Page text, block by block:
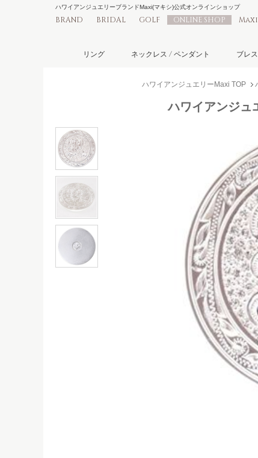
BRAND BRIDAL GOLF ONLINE SHOP
ハワイアンジュエリーブランドMaxi(マキシ)公式オンラインショップ
リング ネックレス / ペンダント ブレ
ハワイアンジュエリーMaxi TOP
ハワイアンジュ